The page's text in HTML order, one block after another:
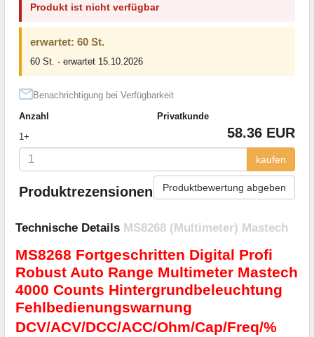
Produkt ist nicht verfügbar
erwartet: 60 St.
60 St. - erwartet 15.10.2026
Benachrichtigung bei Verfügbarkeit
Anzahl
Privatkunde
1+
58.36 EUR
kaufen
Produktrezensionen Produktbewertung abgeben
Technische Details MS8268 (Multimeter) Mastech
MS8268 Fortgeschritten Digital Profi
Robust Auto Range Multimeter Mastech
4000 Counts Hintergrundbeleuchtung
Fehlbedienungswarnung
DCV/ACV/DCC/ACC/Ohm/Cap/Freq/%